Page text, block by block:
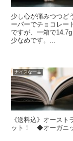
少し心が痛みつつど
ーパーでチョコレー
ですが、一箱で
少なめです。...
ナイスな一品
《送料込》オース
ット！ ◆オーガニ